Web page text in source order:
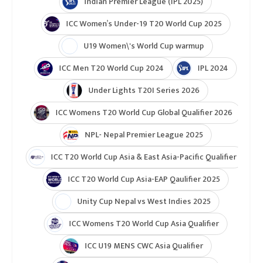
ICC Women’s Under-19 T20 World Cup 2025
U19 Women\'s World Cup warmup
ICC Men T20 World Cup 2024
IPL 2024
Under Lights T20I Series 2026
ICC Womens T20 World Cup Global Qualifier 2026
NPL- Nepal Premier League 2025
ICC T20 World Cup Asia & East Asia-Pacific Qualifier
ICC T20 World Cup Asia-EAP Qaulifier 2025
Unity Cup Nepal vs West Indies 2025
ICC Womens T20 World Cup Asia Qualifier
ICC U19 MENS CWC Asia Qualifier